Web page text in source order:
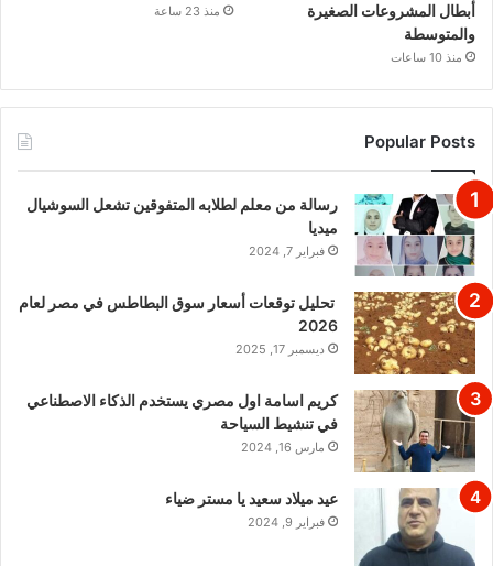
أبطال المشروعات الصغيرة
والمتوسطة
منذ 10 ساعات
منذ 23 ساعة
Popular Posts
رسالة من معلم لطلابه المتفوقين تشعل السوشيال
ميديا
فبراير 7, 2024
تحليل توقعات أسعار سوق البطاطس في مصر لعام
2026
ديسمبر 17, 2025
كريم اسامة اول مصري يستخدم الذكاء الاصطناعي
في تنشيط السياحة
مارس 16, 2024
عيد ميلاد سعيد يا مستر ضياء
فبراير 9, 2024